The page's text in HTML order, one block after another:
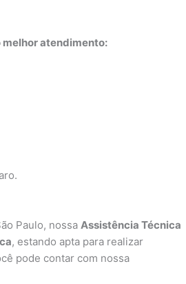
atendimento:
Paulo, nossa Assistência Técnica
, estando apta para realizar
pode contar com nossa